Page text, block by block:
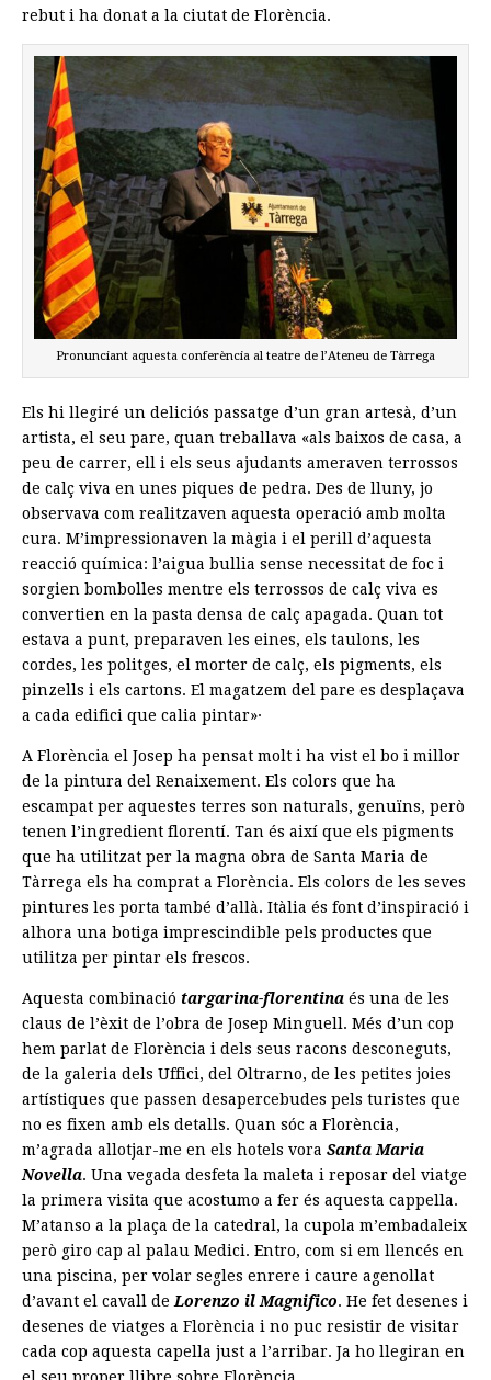
rebut i ha donat a la ciutat de Florència.
Pronunciant aquesta conferència al teatre de l’Ateneu de Tàrrega
Els hi llegiré un deliciós passatge d’un gran artesà, d’un
artista, el seu pare, quan treballava «als baixos de casa, a
peu de carrer, ell i els seus ajudants ameraven terrossos
de calç viva en unes piques de pedra. Des de lluny, jo
observava com realitzaven aquesta operació amb molta
cura. M’impressionaven la màgia i el perill d’aquesta
reacció química: l’aigua bullia sense necessitat de foc i
sorgien bombolles mentre els terrossos de calç viva es
convertien en la pasta densa de calç apagada. Quan tot
estava a punt, preparaven les eines, els taulons, les
cordes, les politges, el morter de calç, els pigments, els
pinzells i els cartons. El magatzem del pare es desplaçava
a cada edifici que calia pintar»·
A Florència el Josep ha pensat molt i ha vist el bo i millor
de la pintura del Renaixement. Els colors que ha
escampat per aquestes terres son naturals, genuïns, però
tenen l’ingredient florentí. Tan és així que els pigments
que ha utilitzat per la magna obra de Santa Maria de
Tàrrega els ha comprat a Florència. Els colors de les seves
pintures les porta també d’allà. Itàlia és font d’inspiració i
alhora una botiga imprescindible pels productes que
utilitza per pintar els frescos.
Aquesta combinació targarina-florentina és una de les
claus de l’èxit de l’obra de Josep Minguell. Més d’un cop
hem parlat de Florència i dels seus racons desconeguts,
de la galeria dels Uffici, del Oltrarno, de les petites joies
artístiques que passen desapercebudes pels turistes que
no es fixen amb els detalls. Quan sóc a Florència,
m’agrada allotjar-me en els hotels vora Santa Maria
Novella. Una vegada desfeta la maleta i reposar del viatge
la primera visita que acostumo a fer és aquesta cappella.
M’atanso a la plaça de la catedral, la cupola m’embadaleix
però giro cap al palau Medici. Entro, com si em llencés en
una piscina, per volar segles enrere i caure agenollat
d’avant el cavall de Lorenzo il Magnifico. He fet desenes i
desenes de viatges a Florència i no puc resistir de visitar
cada cop aquesta capella just a l’arribar. Ja ho llegiran en
el seu proper llibre sobre Florència.